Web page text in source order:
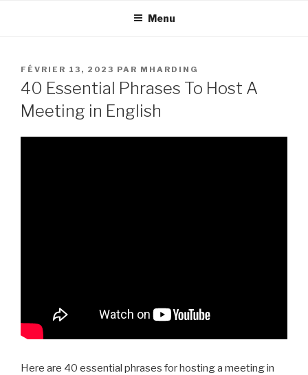
Menu
PUBLIÉ
LE
FÉVRIER 13, 2023 PAR MHARDING
40 Essential Phrases To Host A
Meeting in English
Here are 40 essential phrases for hosting a meeting in